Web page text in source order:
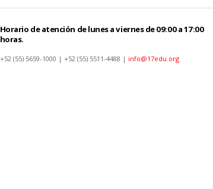
Horario de atención de lunes a viernes de 09:00 a 17:00
horas.
+52 (55) 5659-1000 | +52 (55) 5511-4488 | info@17edu.org